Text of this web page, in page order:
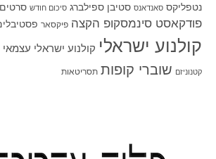
נטפליקס סאנדאנס סטיבן ספילברג סיכום חודש
פודקאסט סינמסקופ הקצה פיקסאר
קולנוע ישראלי קולנוע ישראלי עצמאי
קטנוניזם שוברי קופות תסריטאות